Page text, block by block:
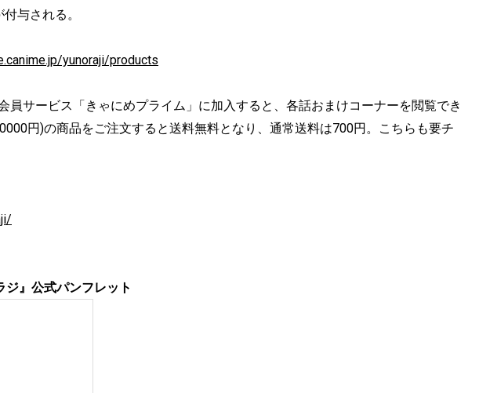
与される。
yunoraji/products
員サービス「きゃにめプライム」に加入すると、各話おまけコーナーを閲覧でき
円)の商品をご注文すると送料無料となり、通常送料は700円。こちらも要チ
ジ』公式パンフレット